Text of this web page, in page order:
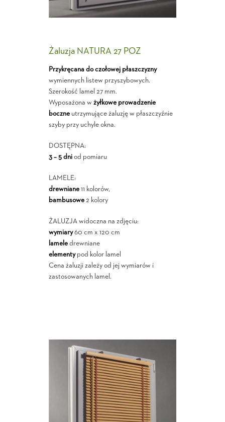
Żaluzja NATURA 27 POZ
Przykręcana do czołowej płaszczyzny
wymiennych listew przyszybowych.
Szerokość lamel 27 mm.
Wyposażona w żyłkowe prowadzenie
boczneutrzymujące żaluzję w płaszczyźnie
szyby przy uchyle okna.
DOSTĘPNA:
3 – 5 dniod pomiaru
LAMELE:
drewniane11 kolorów,
bambusowe2 kolory
ŻALUZJA widoczna na zdjęciu:
wymiary60 cm x 120 cm
lameledrewniane
elementypod kolor lamel
Cena żaluzji zależy od jej wymiarów i
zastosowanych lamel.